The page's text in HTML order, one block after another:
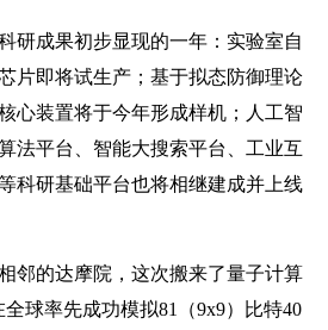
研成果初步显现的一年：实验室自
片即将试生产；基于拟态防御理论
心装置将于今年形成样机；人工智
法平台、智能大搜索平台、工业互
科研基础平台也将相继建成并上线
邻的达摩院，这次搬来了量子计算
球率先成功模拟81（9x9）比特40